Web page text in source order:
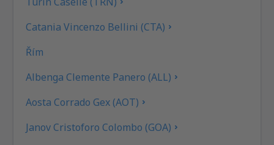
Catania Vincenzo Bellini (CTA)
Řím
Albenga Clemente Panero (ALL)
Aosta Corrado Gex (AOT)
Janov Cristoforo Colombo (GOA)